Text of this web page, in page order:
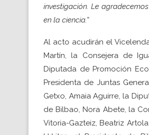
investigación. Le
en la ciencia.”
Al acto acudirán el
Martín, la Consejera de
Diputada de Promoción
Presidenta de Juntas
Getxo, Amaia Aguirre, la
de Bilbao, Nora Abete, la
Vitoria-Gazteiz, Beatriz